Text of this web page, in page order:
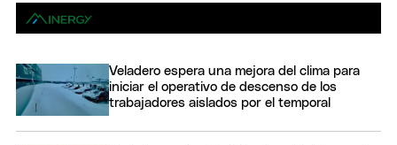
Veladero espera una mejora del clima para
iniciar el operativo de descenso de los
trabajadores aislados por el temporal